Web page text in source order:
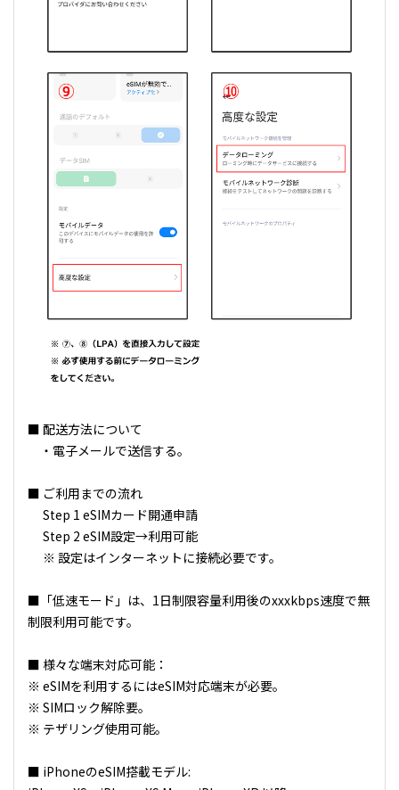
■ 配送方法について
・電子メールで送信する。
■ ご利用までの流れ
Step 1 eSIMカード開通申請
Step 2 eSIM設定→利用可能
※ 設定はインターネットに接続必要です。
■「低速モード」は、1日制限容量利用後のxxxkbps速度で無
制限利用可能です。
■ 様々な端末対応可能：
※ eSIMを利用するにはeSIM対応端末が必要。
※ SIMロック解除要。
※ テザリング使用可能。
■ iPhoneのeSIM搭載モデル: